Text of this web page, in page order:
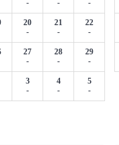
-
-
-
20
-
21
-
22
-
27
-
28
-
29
-
3
-
4
-
5
-